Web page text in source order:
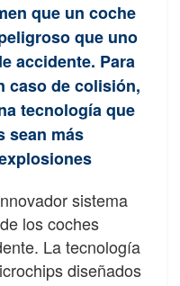
que un coche
que uno
accidente. Para
caso de colisión,
tecnología que
sean más
sistema
los coches
La tecnología
diseñados